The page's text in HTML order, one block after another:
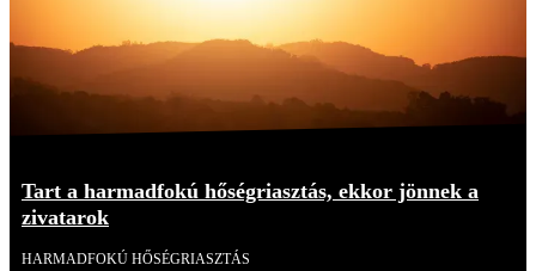
Tart a harmadfokú hőségriasztás, ekkor jönnek a
zivatarok
HARMADFOKÚ HŐSÉGRIASZTÁS